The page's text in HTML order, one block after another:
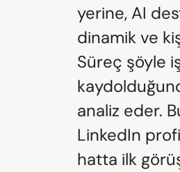
yerine, AI
dinamik ve
Süreç şöyle
analiz eder.
LinkedIn
hatta ilk